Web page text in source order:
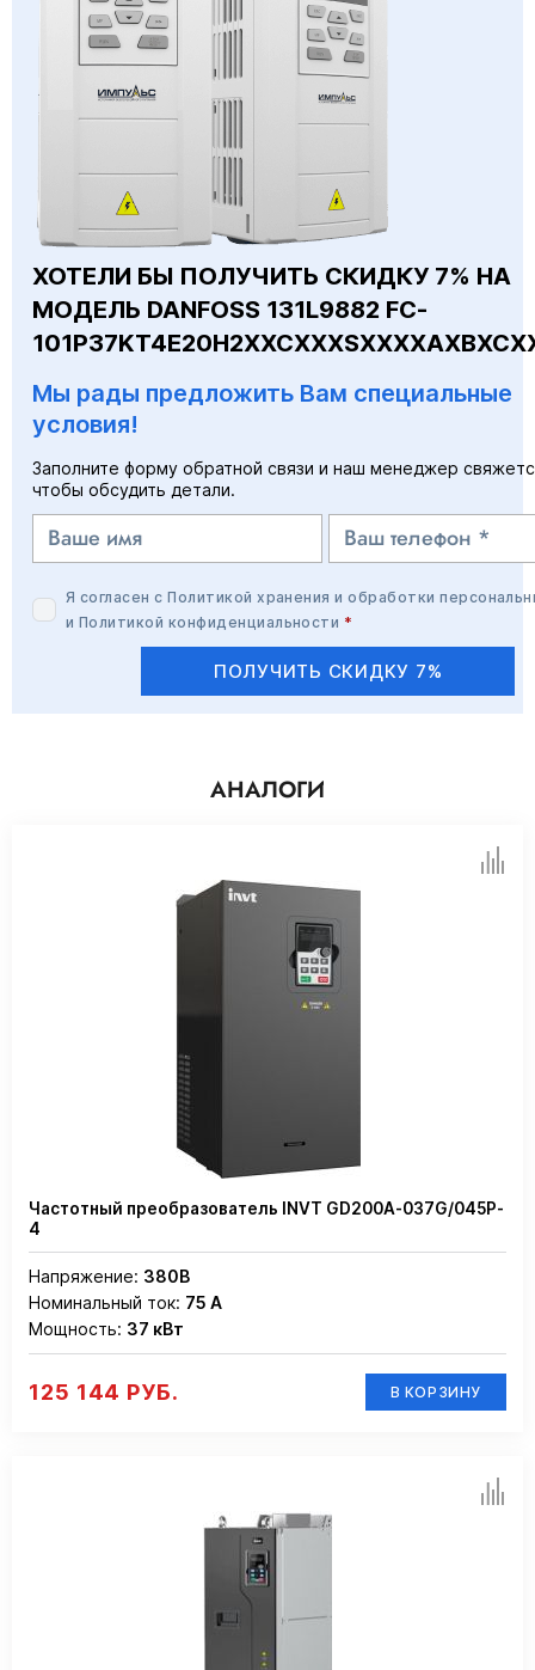
ХОТЕЛИ БЫ ПОЛУЧИТЬ СКИДКУ 7% НА
МОДЕЛЬ DANFOSS 131L9882 FC-
Мы рады предложить Вам специальные
условия!
Заполните форму обратной связи и наш менеджер
чтобы обсудить детали.
Я согласен сПолитикой хранения и обработки
и Политикой конфиденциальности *
ПОЛУЧИТЬ СКИДКУ 7%
АНАЛОГИ
Частотный преобразователь INVT GD200A-037G/045P-
4
Напряжение: 380В
Номинальный ток: 75 А
Мощность: 37 кВт
125 144 РУБ. В КОРЗИНУ